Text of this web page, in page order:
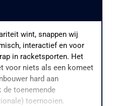
wint, snappen wij
interactief en voor
in racketsporten. Het
voor niets als een komeet
hard aan
de toenemende
toernooien.